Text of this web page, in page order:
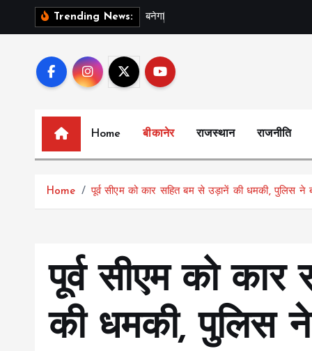
Trending News: बनग
Home बीकानेर राजस्थान राजनीति
Home पूर्व सीएम को कार सहित बम से उड़ानें की धमकी, पुलिस ने
पूर्व सीएम को
की धमकी, पुलिस ने